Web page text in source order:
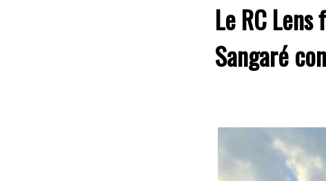
Le RC
Sangaré